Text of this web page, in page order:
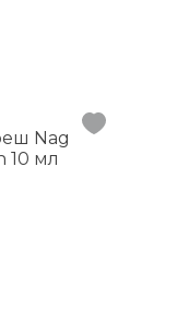
Nag
10 мл